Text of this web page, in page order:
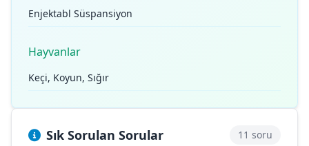
Enjektabl Süspansiyon
Hayvanlar
Keçi, Koyun, Sığır
Sık Sorulan Sorular 11 soru